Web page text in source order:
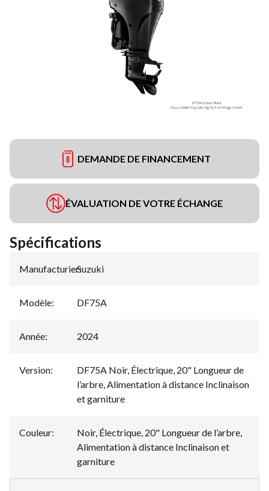
DEMANDE DE FINANCEMENT
ÉVALUATION DE VOTRE ÉCHANGE
Spécifications
Manufacturier:
Suzuki
Modèle: DF75A
Année: 2024
Version:
DF75A Noir, Électrique, 20" Longueur de
l’arbre, Alimentation à distance Inclinaison
et garniture
Couleur:
Noir, Électrique, 20" Longueur de l’arbre,
Alimentation à distance Inclinaison et
garniture